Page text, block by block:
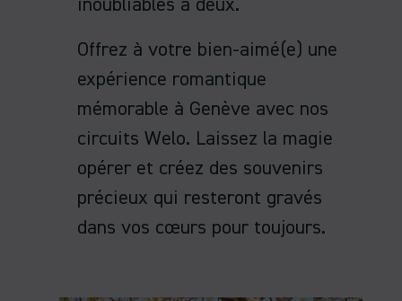
inoubliables à deux.
Offrez à votre bien-aimé(e) une
expérience romantique
mémorable à Genève avec nos
circuits Welo. Laissez la magie
opérer et créez des souvenirs
précieux qui resteront gravés
dans vos cœurs pour toujours.